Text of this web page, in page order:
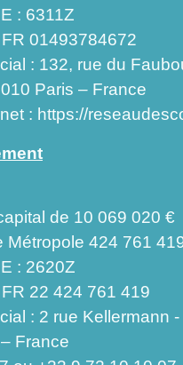
: 6311Z
FR 01493784672
: 132, rue du
Paris – France
: https://
de 10 069 020 €
Métropole 424 761
: 2620Z
FR 22 424 761 419
: 2 rue Kellermann
France